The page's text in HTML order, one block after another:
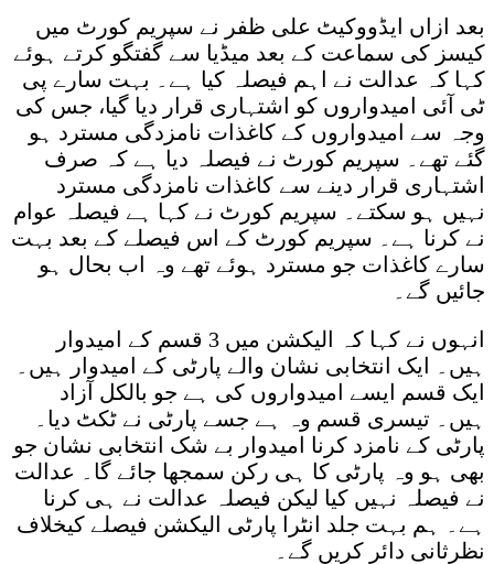
بعد ازاں ایڈووکیٹ علی ظفر نے سپریم کورٹ میں
کیسز کی سماعت کے بعد میڈیا سے گفتگو کرتے ہوئے
کہا کہ عدالت نے اہم فیصلہ کیا ہے۔ بہت سارے پی
ٹی آئی امیدواروں کو اشتہاری قرار دیا گیا، جس کی
وجہ سے امیدواروں کے کاغذات نامزدگی مسترد ہو
گئے تھے۔ سپریم کورٹ نے فیصلہ دیا ہے کہ صرف
اشتہاری قرار دینے سے کاغذات نامزدگی مسترد
نہیں ہو سکتے۔ سپریم کورٹ نے کہا ہے فیصلہ عوام
نے کرنا ہے۔ سپریم کورٹ کے اس فیصلے کے بعد بہت
سارے کاغذات جو مسترد ہوئے تھے وہ اب بحال ہو
جائیں گے۔
انہوں نے کہا کہ الیکشن میں 3 قسم کے امیدوار
ہیں۔ ایک انتخابی نشان والے پارٹی کے امیدوار ہیں۔
ایک قسم ایسے امیدواروں کی ہے جو بالکل آزاد
ہیں۔ تیسری قسم وہ ہے جسے پارٹی نے ٹکٹ دیا۔
پارٹی کے نامزد کرنا امیدوار بے شک انتخابی نشان جو
بھی ہو وہ پارٹی کا ہی رکن سمجھا جائے گا۔ عدالت
نے فیصلہ نہیں کیا لیکن فیصلہ عدالت نے ہی کرنا
ہے۔ ہم بہت جلد انٹرا پارٹی الیکشن فیصلے کیخلاف
نظرثانی دائر کریں گے۔